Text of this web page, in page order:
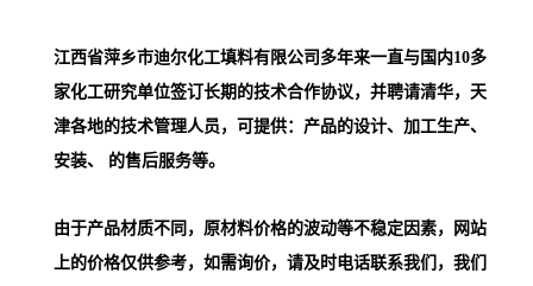
江西省萍乡市迪尔化工填料有限公司多年来一直与国内10多
家化工研究单位签订长期的技术合作协议，并聘请清华，天
津各地的技术管理人员， 可提供： 产品的设计、加工生产、
安装、 的售后服务等。
由于产品材质不同，原材料价格的波动等不稳定因素，网站
上的价格仅供参考，如需询价，请及时电话联系我们，我们